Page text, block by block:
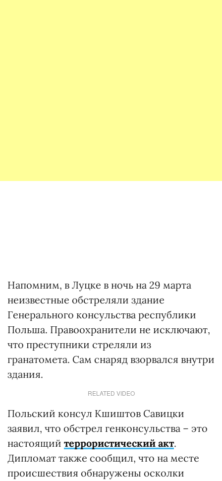
Напомним, в Луцке в ночь на 29 марта
неизвестные обстреляли здание
Генерального консульства республики
Польша. Правоохранители не исключают,
что преступники стреляли из
гранатомета. Сам снаряд взорвался внутри
здания.
RELATED VIDEO
Польский консул Кшиштов Савицки
заявил, что обстрел генконсульства – это
настоящий террористический акт.
Дипломат также сообщил, что на месте
происшествия обнаружены осколки